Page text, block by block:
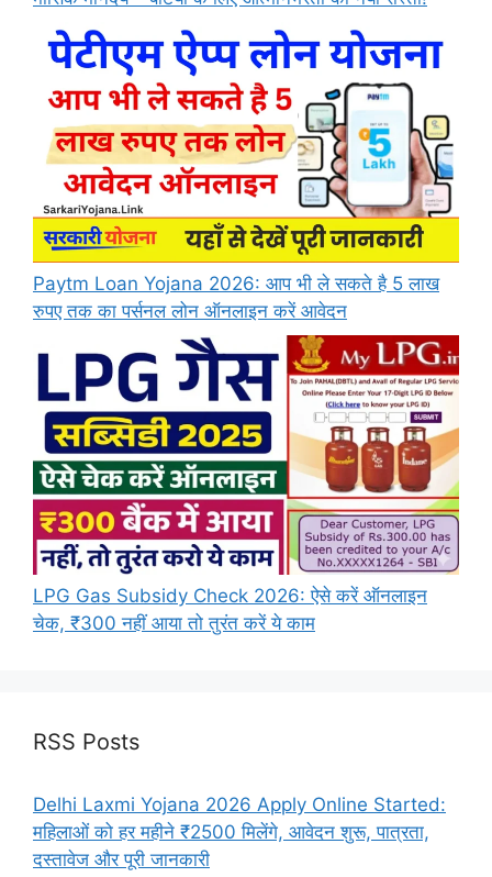
Paytm Loan Yojana 2026: आप भी ले सकते है 5 लाख
रुपए तक का पर्सनल लोन ऑनलाइन करें आवेदन
LPG Gas Subsidy Check 2026: ऐसे करें ऑनलाइन
चेक, ₹300 नहीं आया तो तुरंत करें ये काम
RSS Posts
Delhi Laxmi Yojana 2026 Apply Online Started:
महिलाओं को हर महीने ₹2500 मिलेंगे, आवेदन शुरू, पात्रता,
दस्तावेज और पूरी जानकारी